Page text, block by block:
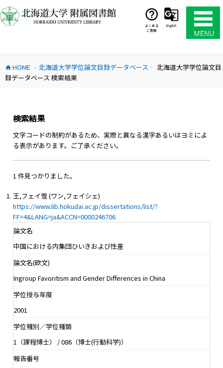
ン
テ
ス
キ
よくある
ご質問
English
home HOME chevron_right 北海道大学学位論文目録データベース chevron_right
北海道大学学位論文目
録データベース 検索結果
検索結果
文字コードの制約があるため、実際と異なる漢字あるいはヨミによ
る表示があります。ご了承ください。
1 件見つかりました。
王,フェイ雪 (ワン,フェイシェ)
https://www.lib.hokudai.ac.jp/dissertations/list/?
FF=4&LANG=ja&ACCN=0000246706
論文名
中国における内集団ひいきおよび性差
論文名(欧文)
Ingroup Favoritism and Gender Differences in China
学位授与年度
2001
学位種別／学位種類
1（課程博士） / 086（博士(行動科学)）
報告番号